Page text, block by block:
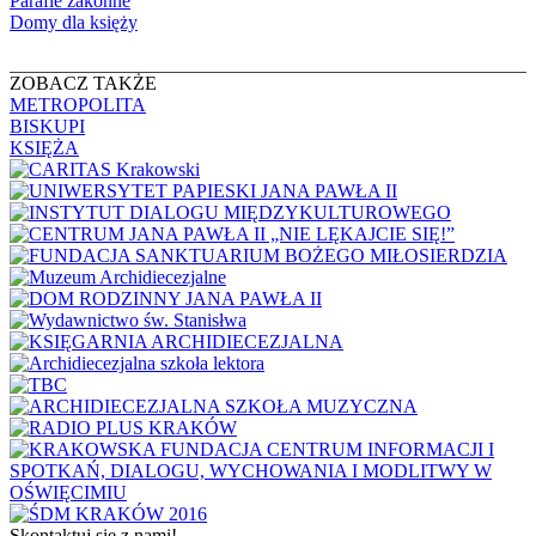
Dekanat 42 – Wieliczka Wschód
Dekanat 43 – Wieliczka Zachód
Dekanat 45 – Zator
Kraków Wawel
Domy dla księży
ZOBACZ TAKŻE
METROPOLITA
BISKUPI
KSIĘŻA